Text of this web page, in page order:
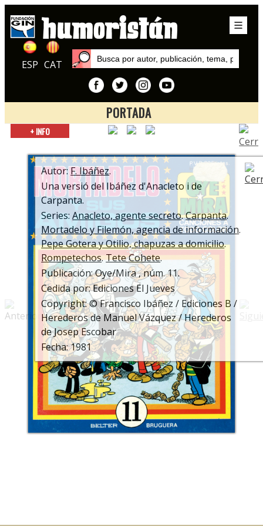
ESP CAT
PORTADA
Inicio
Tete Cohete
+ INFO
Autor:F. Ibáñez.
Una versió del Ibáñez d'Anacleto i de
Carpanta.
Series:Anacleto, agente secreto.Carpanta.
Mortadelo y Filemón, agencia de información.
Pepe Gotera y Otilio, chapuzas a domicilio.
Rompetechos.Tete Cohete.
Publicación: Oye/Mira , núm. 11.
Cedida por: Ediciones El Jueves
Copyright: © Francisco Ibáñez / Ediciones B /
Herederos de Manuel Vázquez / Herederos
de Josep Escobar
Fecha: 1981